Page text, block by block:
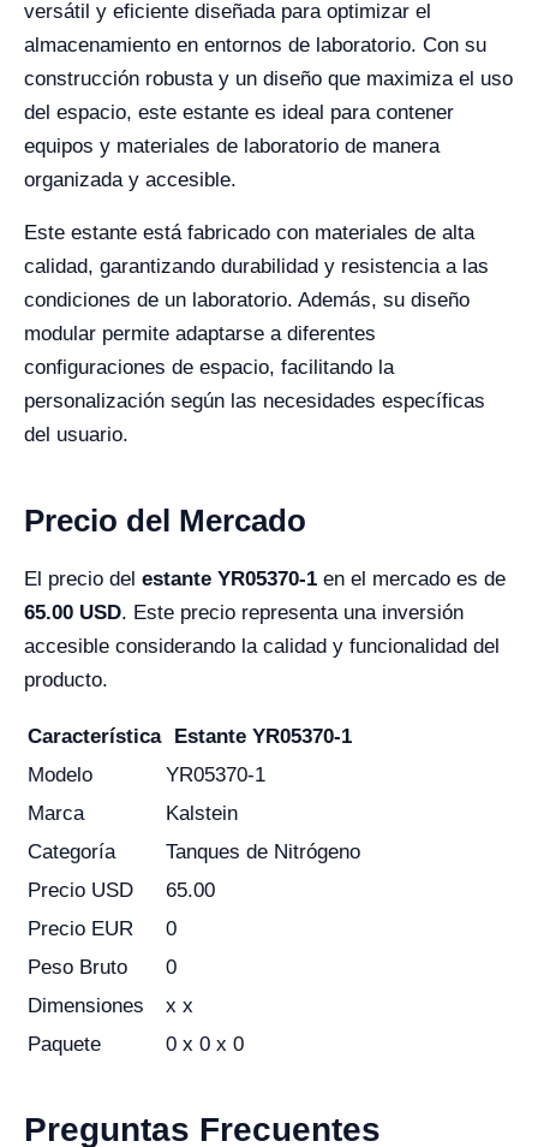
versátil y eficiente diseñada para optimizar el
almacenamiento en entornos de laboratorio. Con su
construcción robusta y un diseño que maximiza el uso
del espacio, este estante es ideal para contener
equipos y materiales de laboratorio de manera
organizada y accesible.
Este estante está fabricado con materiales de alta
calidad, garantizando durabilidad y resistencia a las
condiciones de un laboratorio. Además, su diseño
modular permite adaptarse a diferentes
configuraciones de espacio, facilitando la
personalización según las necesidades específicas
del usuario.
Precio del Mercado
El precio del estante YR05370-1 en el mercado es de
65.00 USD. Este precio representa una inversión
accesible considerando la calidad y funcionalidad del
producto.
Característica
Estante YR05370-1
Modelo
YR05370-1
Marca
Kalstein
Categoría
Tanques de Nitrógeno
Precio USD
65.00
Precio EUR
0
Peso Bruto
0
Dimensiones
x x
Paquete
0 x 0 x 0
Preguntas Frecuentes